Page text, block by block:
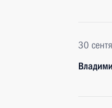
30